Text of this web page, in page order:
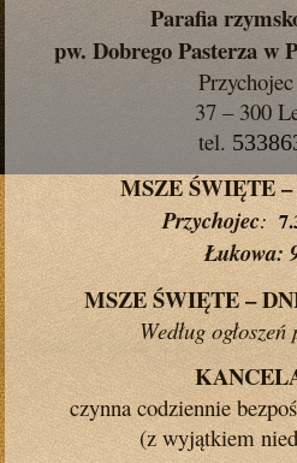
Parafia
pw. Dobrego Pasterza w
37 – 300
tel.
MSZE ŚWIĘTE
Przychojec:
Łukowa:
MSZE ŚWIĘTE –
Według
czynna codziennie
(z wyjątkiem